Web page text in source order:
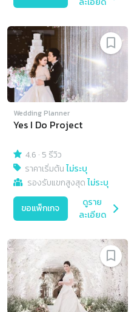
Wedding Planner
Yes I Do Project
4.6 · 5 รีวิว
ราคาเริ่มต้นไม่ระบุ
รองรับแขกสูงสุดไม่ระบุ
ขอแพ็กเกจ
ดูราย
ละเอียด